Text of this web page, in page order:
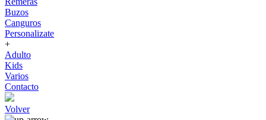
Buzos
Canguros
Personalizate
+
Adulto
Kids
Varios
Contacto
Volver